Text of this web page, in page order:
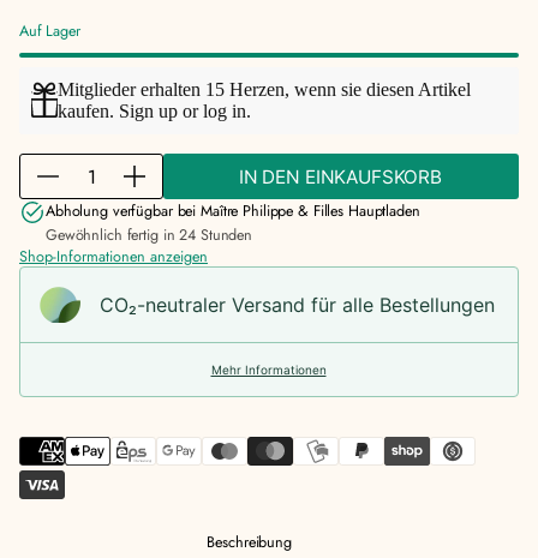
Auf Lager
Mitglieder erhalten 15 Herzen, wenn sie diesen Artikel
kaufen. Sign up orlog in.
M
n
e
r
o
e
n
g
e
i
t
e
r
M
e
n
g
f
i
t
IN DEN EINKAUFSKORB
Abholung verfügbar beiMaître Philippe & Filles Hauptladen
Gewöhnlich fertig in 24 Stunden
Shop-Informationen anzeigen
CO₂-neu­t­raler Versand für alle Bestellungen
Mehr Informationen
Beschreibung